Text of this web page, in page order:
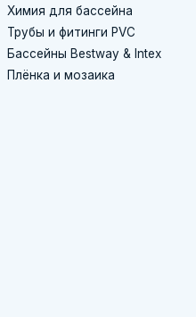
Химия для бассейна
Трубы и фитинги PVC
Бассейны Bestway & Intex
Плёнка и мозаика